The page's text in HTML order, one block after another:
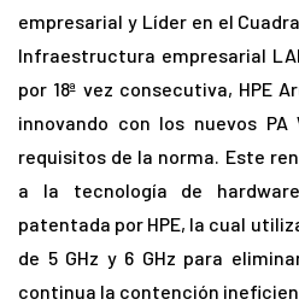
empresarial y Líder en el
Infraestructura empresarial
por 18ª vez consecutiva, HPE
innovando con los nuevos
requisitos de la norma. Este
a la tecnología de
patentada por HPE, la cual
de 5 GHz y 6 GHz para
continua la contención